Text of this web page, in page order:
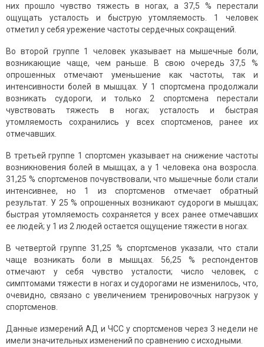
них прошло чувство тяжесть в ногах, а 37,5 % перестали
ощущать усталость и быструю утомляемость. 1 человек
отметил у себя урежение частоты сердечных сокращений.
Во второй группе 1 человек указывает на мышечные боли,
возникающие чаще, чем раньше. В свою очередь 37,5 %
опрошенных отмечают уменьшение как частоты, так и
интенсивности болей в мышцах. У 1 спортсмена продолжали
возникать судороги, и только 2 спортсмена перестали
чувствовать тяжесть в ногах; усталость и быстрая
утомляемость сохранились у всех спортсменов, ранее их
отмечавших.
В третьей группе 1 спортсмен указывает на снижение частоты
возникновения болей в мышцах, а у 1 человека она возросла.
31,25 % спортсменов почувствовали, что мышечные боли стали
интенсивнее, но 1 из спортсменов отмечает обратный
результат. У 25 % опрошенных возникают судороги в мышцах;
быстрая утомляемость сохраняется у всех ранее отмечавших
ее людей; у 1 из 2 людей остается ощущение тяжести в ногах.
В четвертой группе 31,25 % спортсменов указали, что стали
чаще возникать боли в мышцах. 56,25 % респондентов
отмечают у себя чувство усталости; число человек, с
симптомами тяжести в ногах и судорогами не изменилось, что,
очевидно, связано с увеличением тренировочных нагрузок у
спортсменов.
Данные измерений АД и ЧСС у спортсменов через 3 недели не
имели значительных изменений по сравнению с исходными.